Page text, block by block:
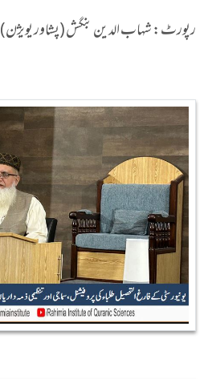
رپورٹ: شہاب الدین بنگش (پشاور یویژن)